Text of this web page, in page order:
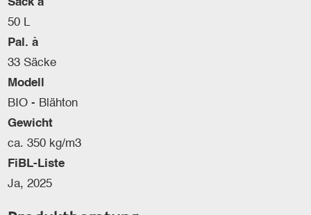
Sack à
50 L
Pal. à
33 Säcke
Modell
BIO - Blähton
Gewicht
ca. 350 kg/m3
FiBL-Liste
Ja, 2025